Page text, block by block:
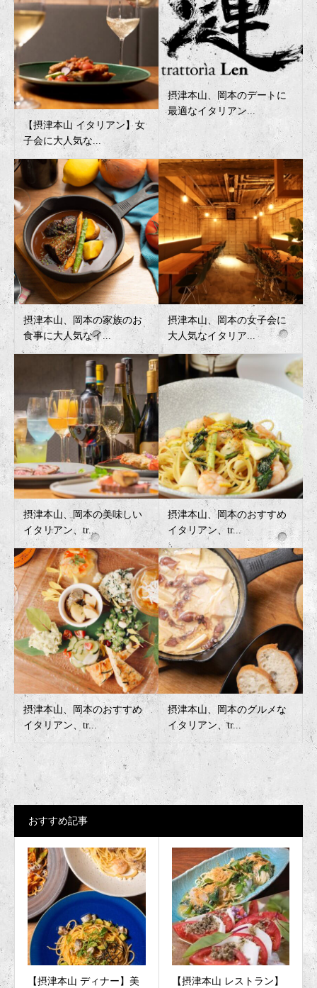
【摂津本山 イタリアン】女
子会に大人気な...
摂津本山、岡本のデートに
最適なイタリアン...
摂津本山、岡本の家族のお
食事に大人気なイ...
摂津本山、岡本の女子会に
大人気なイタリア...
摂津本山、岡本の美味しい
イタリアン、tr...
摂津本山、岡本のおすすめ
イタリアン、tr...
摂津本山、岡本のおすすめ
イタリアン、tr...
摂津本山、岡本のグルメな
イタリアン、tr...
おすすめ記事
【摂津本山 ディナー】美
【摂津本山 レストラン】